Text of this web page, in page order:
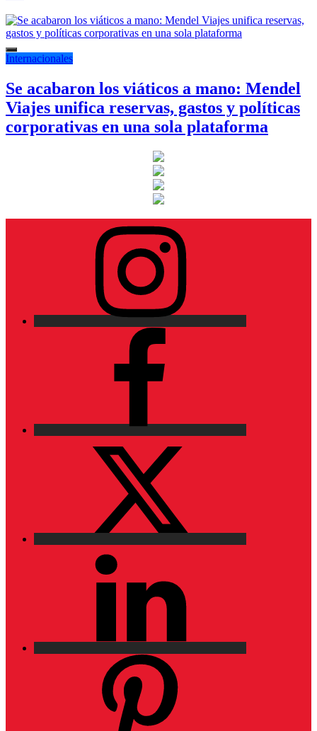
Internacionales
Se acabaron los viáticos a mano: Mendel
Viajes unifica reservas, gastos y políticas
corporativas en una sola plataforma